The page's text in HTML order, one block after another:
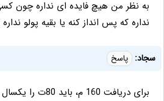
به نظر من هیچ فایده ای نداره چون
نداره که پس انداز کنه یا بقیه پولو نداره
سجاد: پاسخ
برای دریافت 160 م،